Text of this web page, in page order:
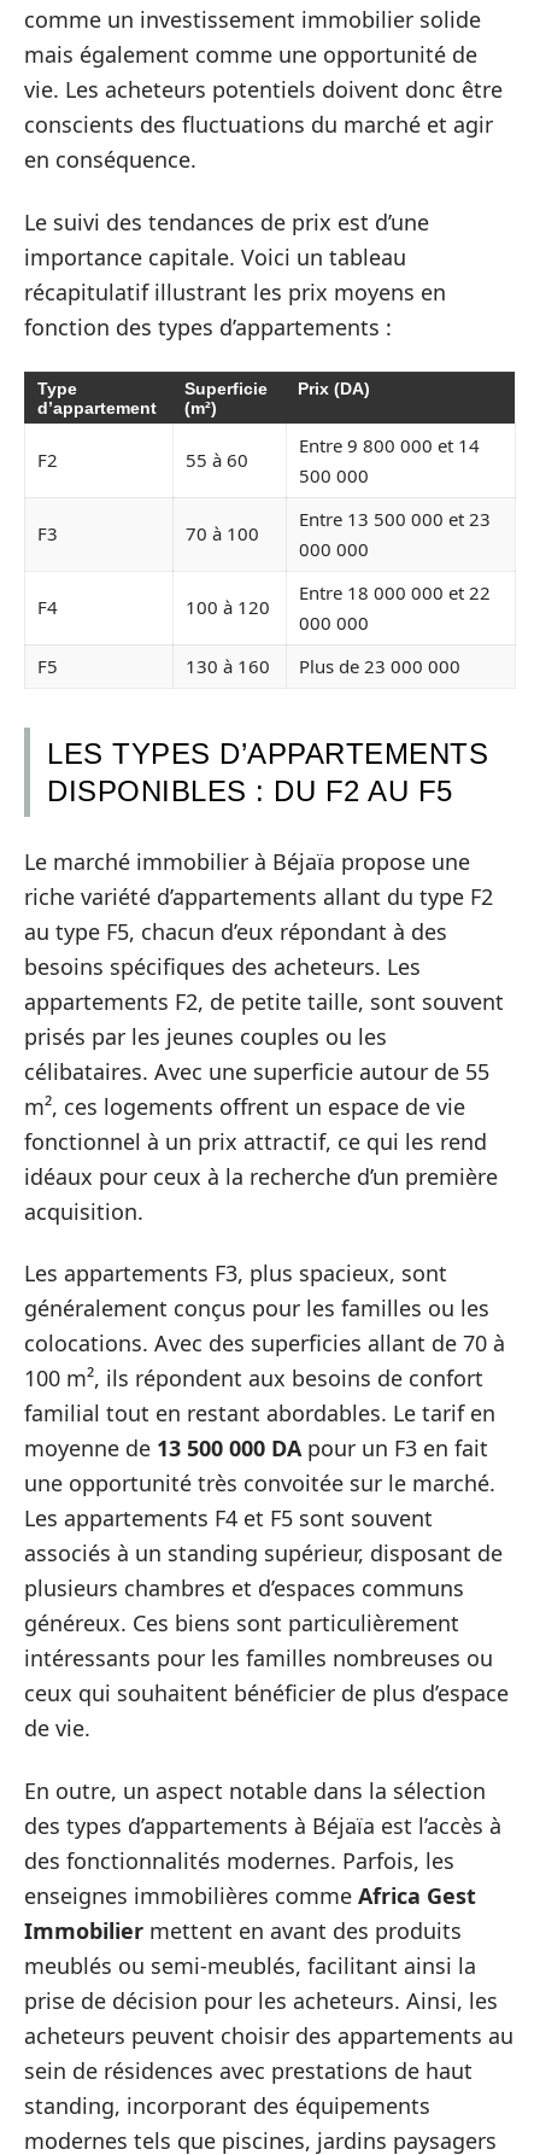
comme un investissement immobilier solide
mais également comme une opportunité de
vie. Les acheteurs potentiels doivent donc être
conscients des fluctuations du marché et agir
en conséquence.
Le suivi des tendances de prix est d’une
importance capitale. Voici un tableau
récapitulatif illustrant les prix moyens en
fonction des types d’appartements :
Type
d’appartement
Superficie
(m²)
Prix (DA)
F2 55 à 60
Entre 9 800 000 et 14
500 000
F3 70 à 100
Entre 13 500 000 et 23
000 000
F4 100 à 120
Entre 18 000 000 et 22
000 000
F5
130 à 160 Plus de 23 000 000
LES TYPES D’APPARTEMENTS
DISPONIBLES : DU F2 AU F5
Le marché immobilier à Béjaïa propose une
riche variété d’appartements allant du type F2
au type F5, chacun d’eux répondant à des
besoins spécifiques des acheteurs. Les
appartements F2, de petite taille, sont souvent
prisés par les jeunes couples ou les
célibataires. Avec une superficie autour de 55
m², ces logements offrent un espace de vie
fonctionnel à un prix attractif, ce qui les rend
idéaux pour ceux à la recherche d’un première
acquisition.
Les appartements F3, plus spacieux, sont
généralement conçus pour les familles ou les
colocations. Avec des superficies allant de 70 à
100 m², ils répondent aux besoins de confort
familial tout en restant abordables. Le tarif en
moyenne de 13 500 000 DApour un F3 en fait
une opportunité très convoitée sur le marché.
Les appartements F4 et F5 sont souvent
associés à un standing supérieur, disposant de
plusieurs chambres et d’espaces communs
généreux. Ces biens sont particulièrement
intéressants pour les familles nombreuses ou
ceux qui souhaitent bénéficier de plus d’espace
de vie.
En outre, un aspect notable dans la sélection
des types d’appartements à Béjaïa est l’accès à
des fonctionnalités modernes. Parfois, les
enseignes immobilières comme Africa Gest
Immobilier mettent en avant des produits
meublés ou semi-meublés, facilitant ainsi la
prise de décision pour les acheteurs. Ainsi, les
acheteurs peuvent choisir des appartements au
sein de résidences avec prestations de haut
standing, incorporant des équipements
modernes tels que piscines, jardins paysagers